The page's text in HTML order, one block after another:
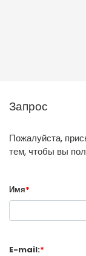
Запрос
Пожалуйста,
тем, чтобы вы
Имя*
E-mail:*